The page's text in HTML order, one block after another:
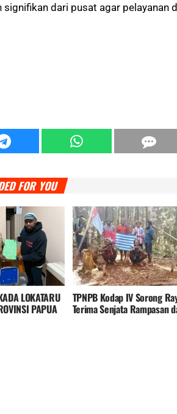
signifikan dari pusat agar pelayanan
FOR YOU
LOKATARU
PAPUA
TPNPB Kodap IV Sorong
Terima Senjata Rampasan